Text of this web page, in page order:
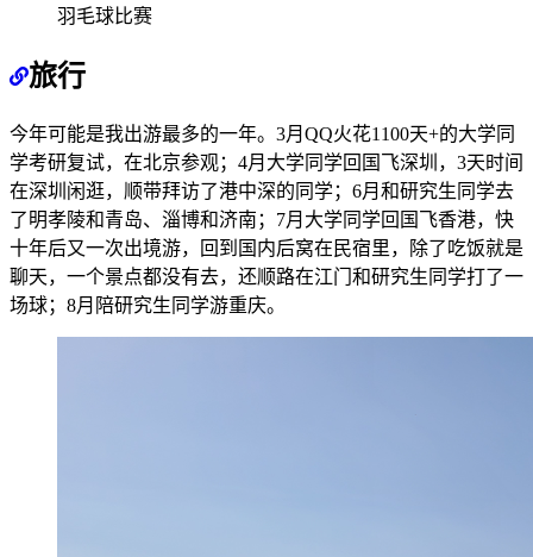
羽毛球比赛
旅行
今年可能是我出游最多的一年。3月QQ火花1100天+的大学同
学考研复试，在北京参观；4月大学同学回国飞深圳，3天时间
在深圳闲逛，顺带拜访了港中深的同学；6月和研究生同学去
了明孝陵和青岛、淄博和济南；7月大学同学回国飞香港，快
十年后又一次出境游，回到国内后窝在民宿里，除了吃饭就是
聊天，一个景点都没有去，还顺路在江门和研究生同学打了一
场球；8月陪研究生同学游重庆。